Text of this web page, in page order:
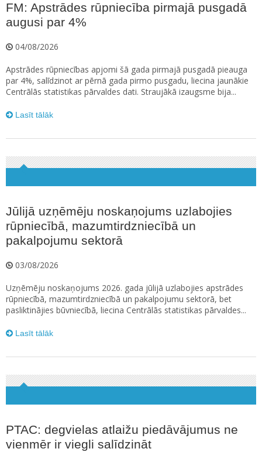
FM: Apstrādes rūpniecība pirmajā pusgadā
augusi par 4%
04/08/2026
Apstrādes rūpniecības apjomi šā gada pirmajā pusgadā pieauga
par 4%, salīdzinot ar pērnā gada pirmo pusgadu, liecina jaunākie
Centrālās statistikas pārvaldes dati. Straujākā izaugsme bija...
Lasīt tālāk
Jūlijā uzņēmēju noskaņojums uzlabojies
rūpniecībā, mazumtirdzniecībā un
pakalpojumu sektorā
03/08/2026
Uzņēmēju noskaņojums 2026. gada jūlijā uzlabojies apstrādes
rūpniecībā, mazumtirdzniecībā un pakalpojumu sektorā, bet
pasliktinājies būvniecībā, liecina Centrālās statistikas pārvaldes...
Lasīt tālāk
PTAC: degvielas atlaižu piedāvājumus ne
vienmēr ir viegli salīdzināt